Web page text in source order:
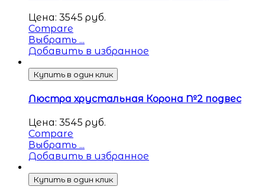
Цена: 3545 руб.
Compare
Выбрать ...
Добавить в избранное
Купить в один клик
Люстра хрустальная Корона №2 подвес
Цена: 3545 руб.
Compare
Выбрать ...
Добавить в избранное
Купить в один клик